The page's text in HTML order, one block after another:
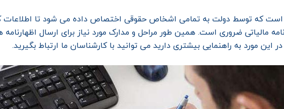
است که توسط دولت به تمامی اشخاص حقوقی اختصاص داده می شود تا اطلاعات
مالیاتی ضروری است. همین طور مراحل و مدارک مورد نیاز برای ارسال اظهارنامه
مورد به راهنمایی بیشتری دارید می توانید با کارشناسان ما ارتباط بگیرید.